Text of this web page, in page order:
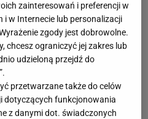
zainteresowań i preferencji w
i w Internecie lub personalizacji
zgody jest dobrowolne.
chcesz ograniczyć jej zakres lub
udzieloną przejdź do
przetwarzane także do celów
dotyczących funkcjonowania
z danymi dot. świadczonych